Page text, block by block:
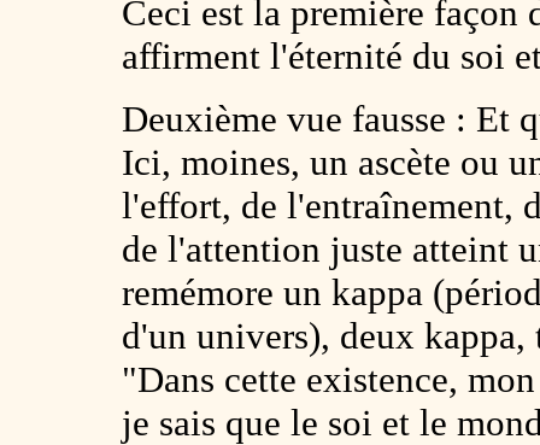
Ceci est la première façon
affirment l'éternité du soi
Deuxième vue fausse : Et
Ici, moines, un ascète ou
l'effort, de l'entraînement,
de l'attention juste atteint
remémore un kappa
d'un univers), deux
"Dans cette existence,
je sais que le soi et le